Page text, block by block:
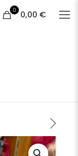
0 0,00 €